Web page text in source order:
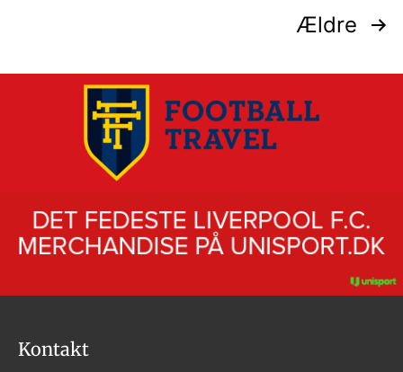
Ældre
Kontakt